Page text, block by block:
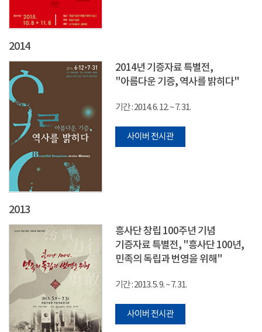
2014
2014년 기증자료 특별전,
"아름다운 기증, 역사를 밝히다"
기간 : 2014. 6. 12. ~ 7. 31.
사이버 전시관
2013
흥사단 창립 100주년 기념
기증자료 특별전, "흥사단 100년,
민족의 독립과 번영을 위해"
기간 : 2013. 5. 9. ~ 7. 31.
사이버 전시관